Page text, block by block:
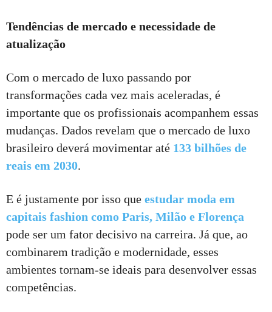
Tendências de mercado e necessidade de
atualização
Com o mercado de luxo passando por
transformações cada vez mais aceleradas, é
importante que os profissionais acompanhem essas
mudanças. Dados revelam que o mercado de luxo
brasileiro deverá movimentar até 133 bilhões de
reais em 2030.
E é justamente por isso que estudar moda em
capitais fashion como Paris, Milão e Florença
pode ser um fator decisivo na carreira. Já que, ao
combinarem tradição e modernidade, esses
ambientes tornam-se ideais para desenvolver essas
competências.